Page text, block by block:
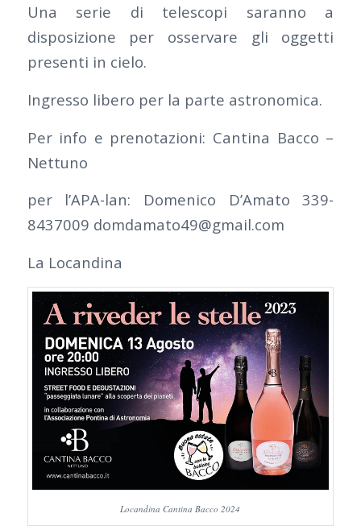
Una serie di telescopi saranno a
disposizione per osservare gli oggetti
presenti in cielo.
Ingresso libero per la parte astronomica.
Per info e prenotazioni: Cantina Bacco –
Nettuno
per l’APA-lan: Domenico D’Amato 339-
8437009 domdamato49@gmail.com
La Locandina
Locandina Cantina Bacco 2024